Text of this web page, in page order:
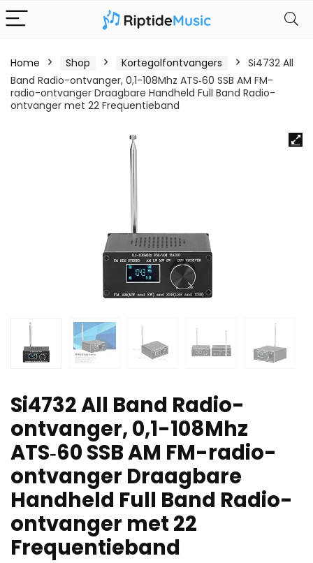
Home Shop Kortegolfontvangers
Si4732 All
Band Radio-ontvanger, 0,1-108Mhz ATS‑60 SSB AM FM-
radio-ontvanger Draagbare Handheld Full Band Radio-
ontvanger met 22 Frequentieband
Si4732 All Band Radio-
ontvanger, 0,1-108Mhz
ATS‑60 SSB AM FM-radio-
ontvanger Draagbare
Handheld Full Band Radio-
ontvanger met 22
Frequentieband